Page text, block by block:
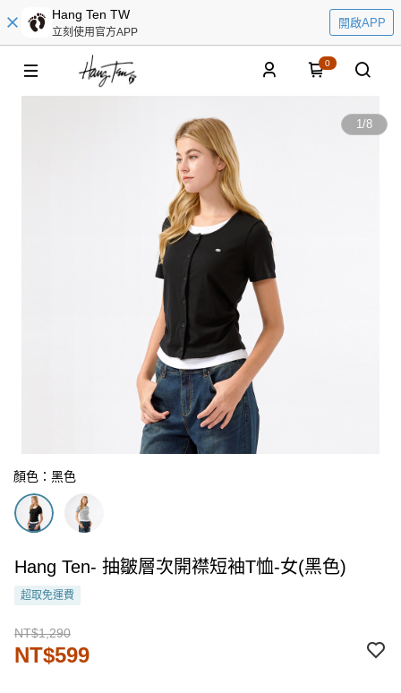
Hang Ten TW
立刻使用官方APP
開啟APP
0
1/8
顏色：黑色
Hang Ten- 抽皺層次開襟短袖T恤-女(黑色)
超取免運費
NT$1,290
NT$599